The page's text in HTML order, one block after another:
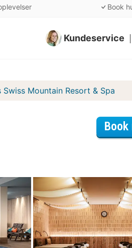
Book
Kundeservice
Swiss Mountain Resort & Spa
Book